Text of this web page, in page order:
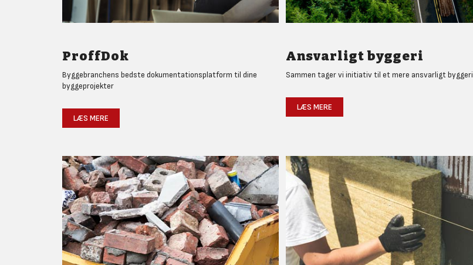
ProffDok
Byggebranchens bedste dokumentationsplatform til dine
byggeprojekter
LÆS MERE
Ansvarligt byggeri
Sammen tager vi initiativ til et mere ansvarligt byggeri
LÆS MERE